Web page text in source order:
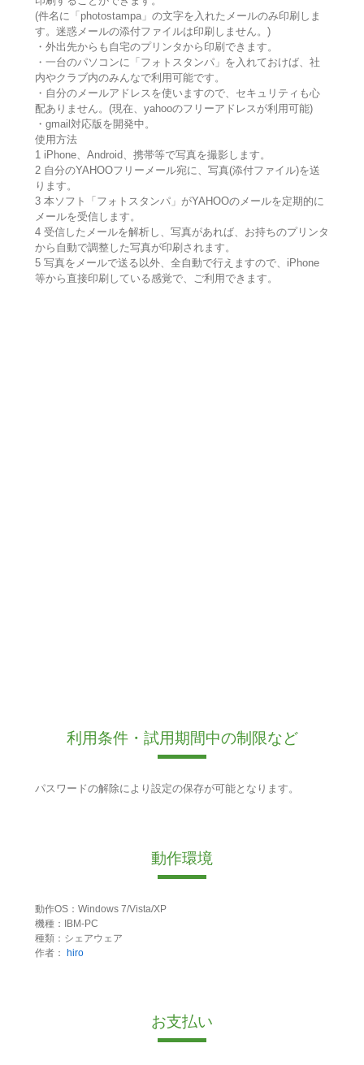
(件名に「photostampa」の文字を入れたメールのみ印刷しま
す。迷惑メールの添付ファイルは印刷しません。)
・外出先からも自宅のプリンタから印刷できます。
・一台のパソコンに「フォトスタンパ」を入れておけば、社
内やクラブ内のみんなで利用可能です。
・自分のメールアドレスを使いますので、セキュリティも心
配ありません。(現在、yahooのフリーアドレスが利用可能)
・gmail対応版を開発中。
使用方法
1 iPhone、Android、携帯等で写真を撮影します。
2 自分のYAHOOフリーメール宛に、写真(添付ファイル)を送
ります。
3 本ソフト「フォトスタンパ」がYAHOOのメールを定期的に
メールを受信します。
4 受信したメールを解析し、写真があれば、お持ちのプリンタ
から自動で調整した写真が印刷されます。
5 写真をメールで送る以外、全自動で行えますので、iPhone
等から直接印刷している感覚で、ご利用できます。
利用条件・試用期間中の制限など
パスワードの解除により設定の保存が可能となります。
動作環境
動作OS：Windows 7/Vista/XP
機種：IBM-PC
種類：シェアウェア
作者： hiro
お支払い